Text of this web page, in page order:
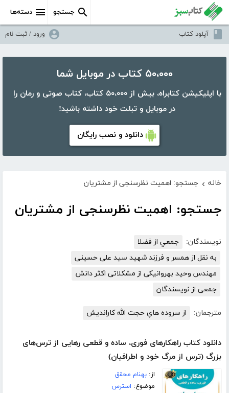
دسته‌ها جستجو
آپلود کتاب ورود / ثبت نام
۵۰،۰۰۰ کتاب در موبایل شما
با اپلیکیشن کتابراه، بیش از ۵۰،۰۰۰ کتاب، کتاب صوتی و رمان را
در موبایل و تبلت خود داشته باشید!
دانلود و نصب رایگان
خانه › جستجو: اهمیت نظرسنجی از مشتریان
جستجو: اهمیت نظرسنجی از مشتریان
نویسندگان:
جمعي از فضلا
به نقل از همسر و فرزند شهید سید علی حسینی
مهندس وحید بهروانیکی از مشکلاتی اکثر دانش
جمعی از نویسندگان
مترجمان: از سروده هایِ حجت الله کاراندیش
دانلود کتاب راهکارهای فوری، ساده و قطعی رهایی از ترس‌های
بزرگ (ترس از مرگ خود و اطرافیان)
از:بهنام محقق
موضوع: استرس